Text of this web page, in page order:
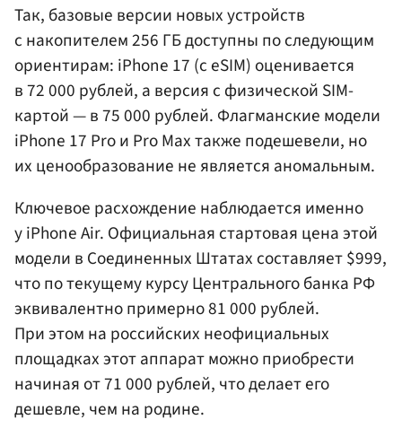
Так, базовые версии новых устройств
с накопителем 256 ГБ доступны по следующим
ориентирам: iPhone 17 (с eSIM) оценивается
в 72 000 рублей, а версия с физической SIM-
картой — в 75 000 рублей. Флагманские модели
iPhone 17 Pro и Pro Max также подешевели, но
их ценообразование не является аномальным.
Ключевое расхождение наблюдается именно
у iPhone Air. Официальная стартовая цена этой
модели в Соединенных Штатах составляет $999,
что по текущему курсу Центрального банка РФ
эквивалентно примерно 81 000 рублей.
При этом на российских неофициальных
площадках этот аппарат можно приобрести
начиная от 71 000 рублей, что делает его
дешевле, чем на родине.